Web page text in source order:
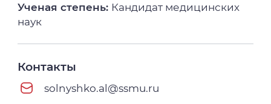
Ученая степень: Кандидат медицинских
наук
Контакты
solnyshko.al@ssmu.ru